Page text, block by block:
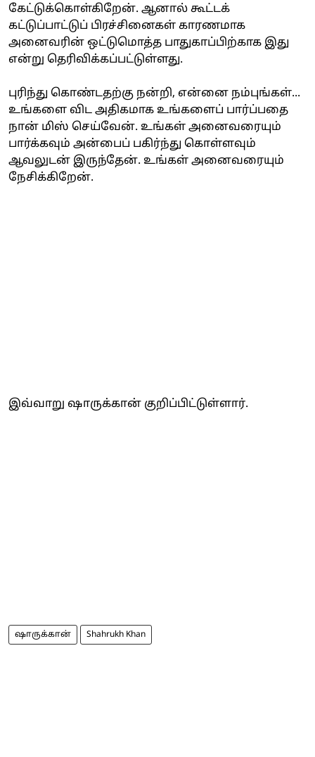
கேட்டுக்கொள்கிறேன். ஆனால் கூட்டக்
கட்டுப்பாட்டுப் பிரச்சினைகள் காரணமாக
அனைவரின் ஒட்டுமொத்த பாதுகாப்பிற்காக இது
என்று தெரிவிக்கப்பட்டுள்ளது.
புரிந்து கொண்டதற்கு நன்றி, என்னை நம்புங்கள்...
உங்களை விட அதிகமாக உங்களைப் பார்ப்பதை
நான் மிஸ் செய்வேன். உங்கள் அனைவரையும்
பார்க்கவும் அன்பைப் பகிர்ந்து கொள்ளவும்
ஆவலுடன் இருந்தேன். உங்கள் அனைவரையும்
நேசிக்கிறேன்.
இவ்வாறு ஷாருக்கான் குறிப்பிட்டுள்ளார்.
ஷாருக்கான் Shahrukh Khan